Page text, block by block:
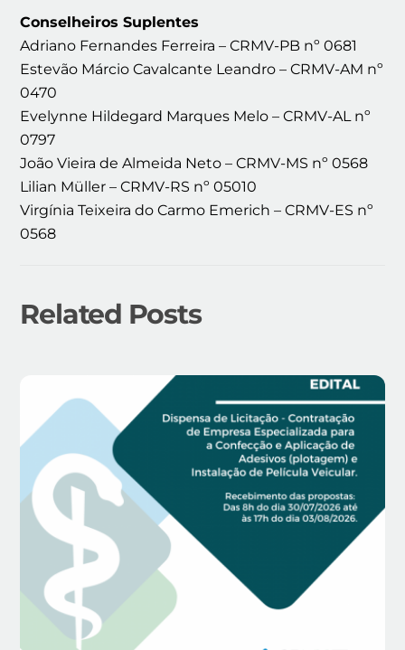
Conselheiros Suplentes
Adriano Fernandes Ferreira – CRMV-PB nº 0681
Estevão Márcio Cavalcante Leandro – CRMV-AM nº
0470
Evelynne Hildegard Marques Melo – CRMV-AL nº
0797
João Vieira de Almeida Neto – CRMV-MS nº 0568
Lilian Müller – CRMV-RS nº 05010
Virgínia Teixeira do Carmo Emerich – CRMV-ES nº
0568
Related Posts